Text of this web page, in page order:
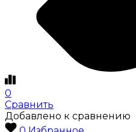
0
Сравнить
Добавлено к сравнению